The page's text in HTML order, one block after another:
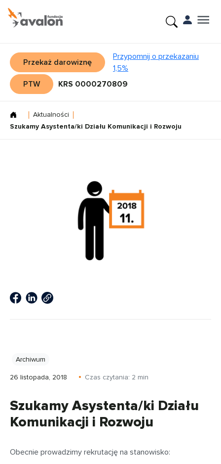
Przekaż darowiznę
Przypomnij o przekazaniu
1,5%
PTW
KRS 0000270809
Aktualności
Szukamy Asystenta/ki Działu Komunikacji i Rozwoju
Archiwum
26 listopada, 2018 Czas czytania: 2 min
Szukamy Asystenta/ki Działu
Komunikacji i Rozwoju
Obecnie prowadzimy rekrutację na stanowisko: